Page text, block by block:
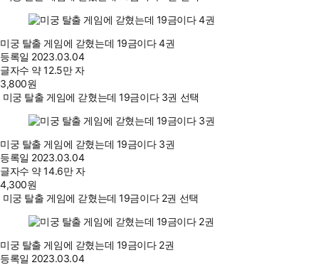
미궁 탈출 게임에 갇혔는데 19금이다 4권
등록일 2023.03.04
글자수 약 12.5만 자
3,800원
미궁 탈출 게임에 갇혔는데 19금이다 3권 선택
미궁 탈출 게임에 갇혔는데 19금이다 3권
등록일 2023.03.04
글자수 약 14.6만 자
4,300원
미궁 탈출 게임에 갇혔는데 19금이다 2권 선택
미궁 탈출 게임에 갇혔는데 19금이다 2권
등록일 2023.03.04